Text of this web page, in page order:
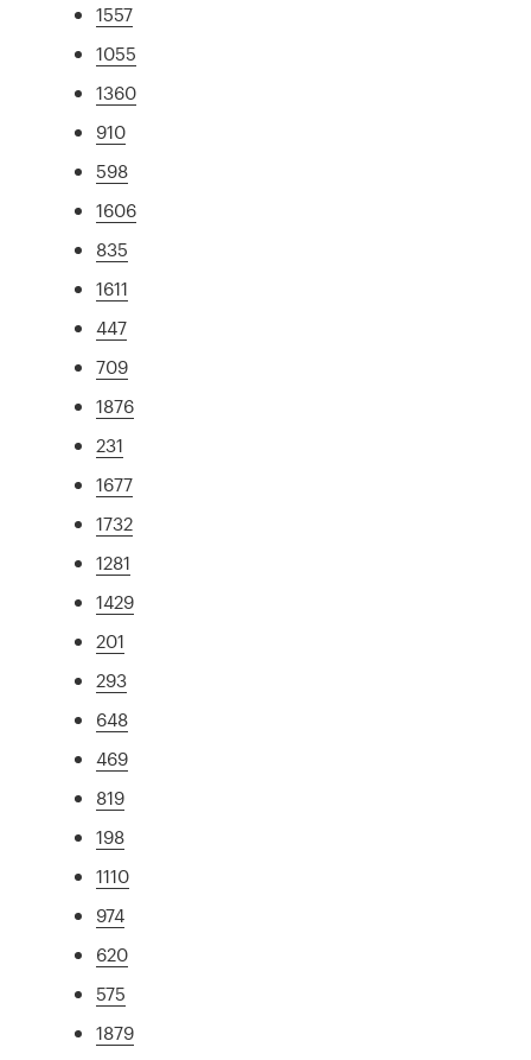
1557
1055
1360
910
598
1606
835
1611
447
709
1876
231
1677
1732
1281
1429
201
293
648
469
819
198
1110
974
620
575
1879